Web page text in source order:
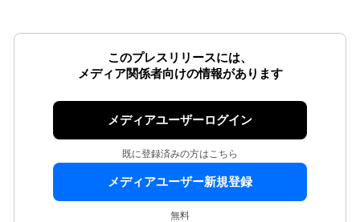
このプレスリリースには、
メディア関係者向けの情報があります
メディアユーザーログイン
既に登録済みの方はこちら
メディアユーザー新規登録
無料